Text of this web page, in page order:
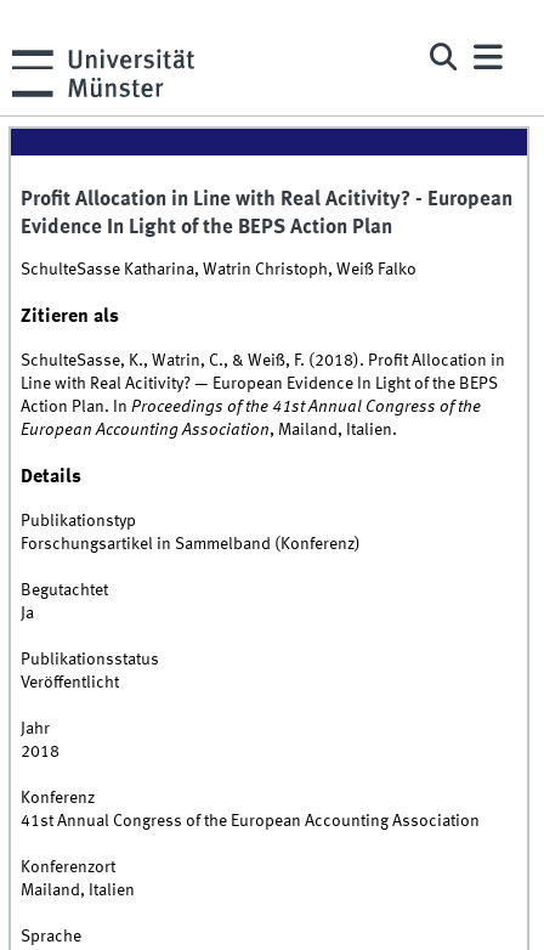
Profit Allocation in Line with Real Acitivity? - European
Evidence In Light of the BEPS Action Plan
SchulteSasse Katharina, Watrin Christoph, Weiß Falko
Zitieren als
SchulteSasse, K., Watrin, C., & Weiß, F. (2018). Profit Allocation in
Line with Real Acitivity? — European Evidence In Light of the BEPS
Action Plan. InProceedings of the 41st Annual Congress of the
European Accounting Association, Mailand, Italien.
Details
Publikationstyp
Forschungsartikel in Sammelband (Konferenz)
Begutachtet
Ja
Publikationsstatus
Veröffentlicht
Jahr
2018
Konferenz
41st Annual Congress of the European Accounting Association
Konferenzort
Mailand, Italien
Sprache